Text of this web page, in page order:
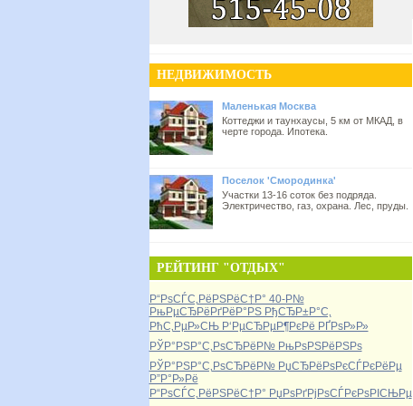
НЕДВИЖИМОСТЬ
Маленькая Москва
Коттеджи и таунхаусы, 5 км от МКАД, в
черте города. Ипотека.
Поселок 'Смородинка'
Участки 13-16 соток без подряда.
Электричество, газ, охрана. Лес, пруды.
РЕЙТИНГ "ОТДЫХ"
Р“РѕСЃС‚РёРЅРёС†Р° 40-Р№
РњРµСЂРёРґРёР°РЅ РђСЂР±Р°С‚
РћС‚РµР»СЊ Р‘РµСЂРµР¶РєРё РҐРѕР»Р»
РЎР°РЅР°С‚РѕСЂРёР№ РњРѕРЅРёРЅРѕ
РЎР°РЅР°С‚РѕСЂРёР№ РџСЂРёРѕРєСЃРєРёРµ
Р”Р°Р»Рё
Р“РѕСЃС‚РёРЅРёС†Р° РџРѕРґРјРѕСЃРєРѕРІСЊРµ